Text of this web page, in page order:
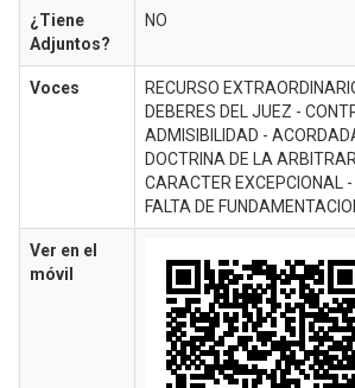
¿Tiene
Adjuntos?
NO
Voces
RECURSO
DEBERES DEL JUEZ -
ADMISIBILIDAD -
DOCTRINA DE LA
CARACTER EXCEPCIONAL
FALTA DE
Ver en el
móvil